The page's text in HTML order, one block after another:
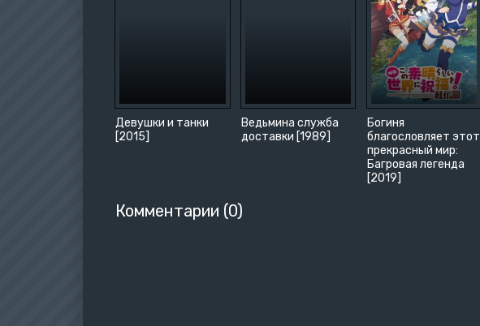
Девушки и танки
[2015]
Ведьмина служба
доставки [1989]
Богиня
благословляет этот
прекрасный мир:
Багровая легенда
[2019]
Комментарии (0)